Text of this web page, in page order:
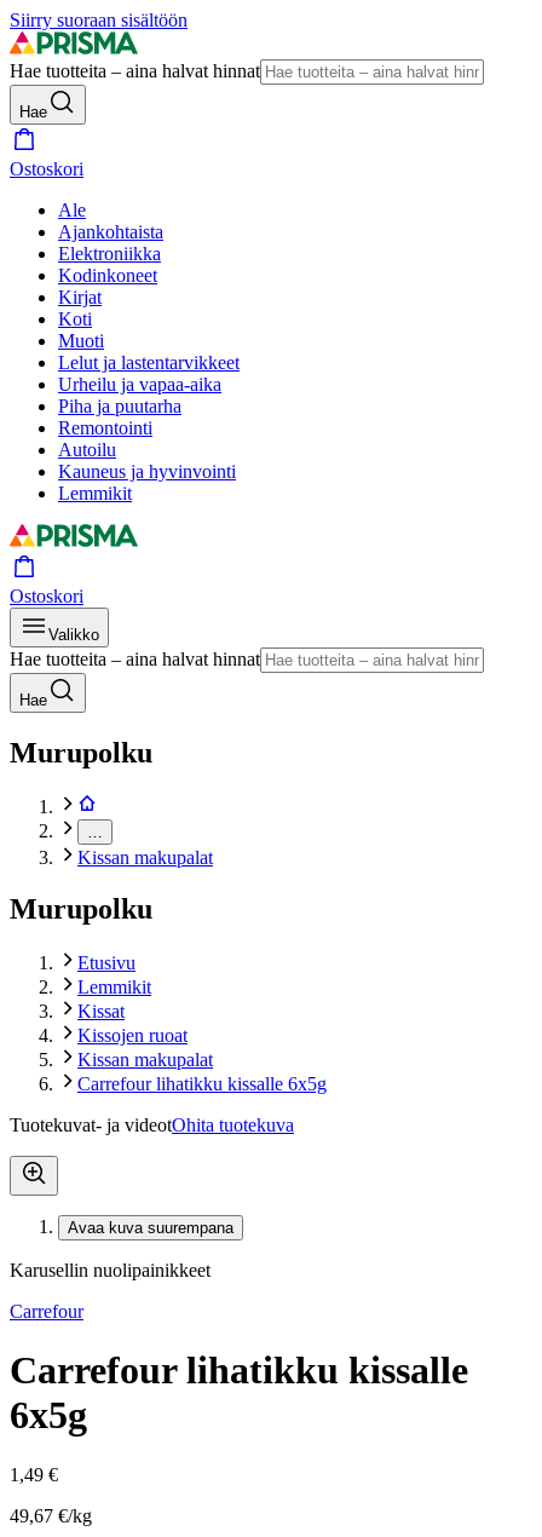
Siirry suoraan sisältöön
Hae tuotteita – aina halvat hinnat
Hae
Ostoskori
Ale
Ajankohtaista
Elektroniikka
Kodinkoneet
Kirjat
Koti
Muoti
Lelut ja lastentarvikkeet
Urheilu ja vapaa-aika
Piha ja puutarha
Remontointi
Autoilu
Kauneus ja hyvinvointi
Lemmikit
Ostoskori
Valikko
Hae tuotteita – aina halvat hinnat
Hae
Murupolku
Kissan makupalat
Murupolku
Etusivu
Lemmikit
Kissat
Kissojen ruoat
Kissan makupalat
Carrefour lihatikku kissalle 6x5g
Tuotekuvat- ja videotOhita tuotekuva
Avaa kuva suurempana
Karusellin nuolipainikkeet
Carrefour
Carrefour lihatikku kissalle
6x5g
1,49 €
49,67 €/kg